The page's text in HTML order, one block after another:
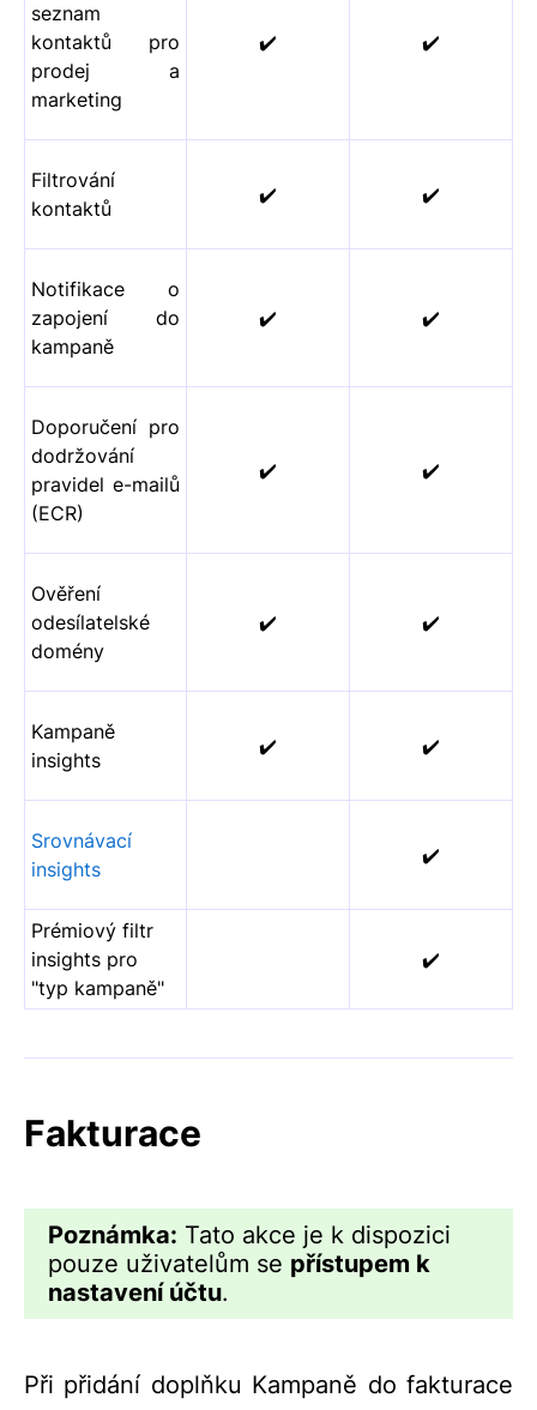
seznam
kontaktů pro
prodej a
marketing
✔️ ✔️
Filtrování
kontaktů
✔️ ✔️
Notifikace o
zapojení do
kampaně
✔️ ✔️
Doporučení pro
dodržování
pravidel e-mailů
(ECR)
✔️ ✔️
Ověření
odesílatelské
domény
✔️ ✔️
Kampaně
insights
✔️ ✔️
Srovnávací
insights
✔️
Prémiový filtr
insights pro
"typ kampaně"
✔️
Fakturace
Poznámka: Tato akce je k dispozici
pouze uživatelům se přístupem k
nastavení účtu.
Při přidání doplňku Kampaně do fakturace